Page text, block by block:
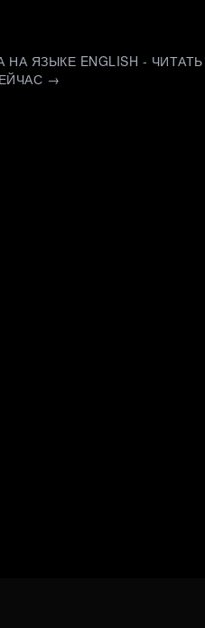
ЯЗЫКЕ ENGLISH - ЧИТАТЬ
→